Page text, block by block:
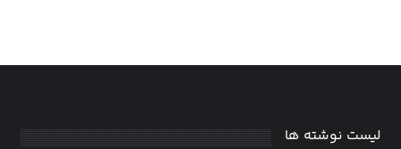
لیست نوشته ها